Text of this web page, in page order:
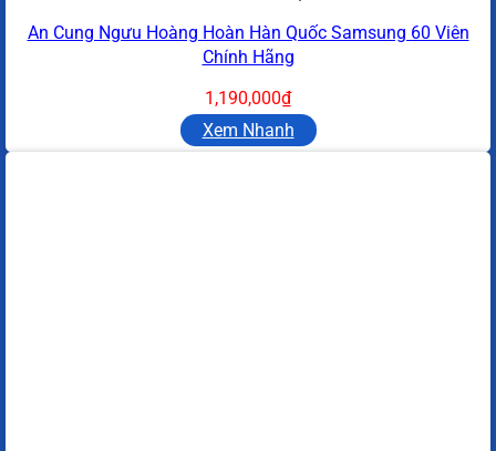
An Cung Ngưu Hoàng Hoàn Hàn Quốc Samsung 60 Viên
Chính Hãng
1,190,000₫
Xem Nhanh